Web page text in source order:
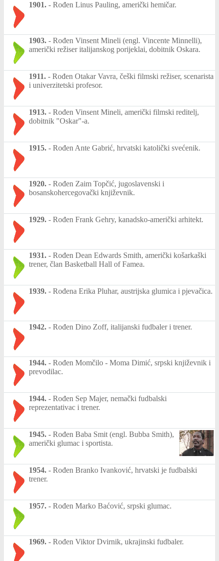
1901. - Rođen Linus Pauling, američki hemičar.
1903. - Rođen Vinsent Mineli (engl. Vincente Minnelli),
američki režiser italijanskog porijeklai, dobitnik Oskara.
1911. - Rođen Otakar Vavra, češki filmski režiser, scenarista
i univerzitetski profesor.
1913. - Rođen Vinsent Mineli, američki filmski reditelj,
dobitnik "Oskar"-a.
1915. - Rođen Ante Gabrić, hrvatski katolički svećenik.
1920. - Rođen Zaim Topčić, jugoslavenski i
bosanskohercegovački književnik.
1929. - Rođen Frank Gehry, kanadsko-američki arhitekt.
1931. - Rođen Dean Edwards Smith, američki košarkaški
trener, član Basketball Hall of Famea.
1939. - Rođena Erika Pluhar, austrijska glumica i pjevačica.
1942. - Rođen Dino Zoff, italijanski fudbaler i trener.
1944. - Rođen Momčilo - Moma Dimić, srpski književnik i
prevodilac.
1944. - Rođen Sep Majer, nemački fudbalski
reprezentativac i trener.
1945. - Rođen Baba Smit (engl. Bubba Smith),
američki glumac i sportista.
1954. - Rođen Branko Ivanković, hrvatski je fudbalski
trener.
1957. - Rođen Marko Baćović, srpski glumac.
1969. - Rođen Viktor Dvirnik, ukrajinski fudbaler.